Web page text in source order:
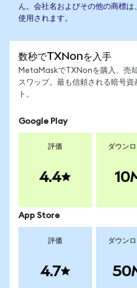
ん。会社名およびその他の商標
使用されます。
数秒でTXNonを入手
MetaMaskでTXNonを購入、売却
スワップ。最も信頼される暗号資
ト。
Google Play
評価
4.4
ダウン
App Store
評価
4.7
ダウン